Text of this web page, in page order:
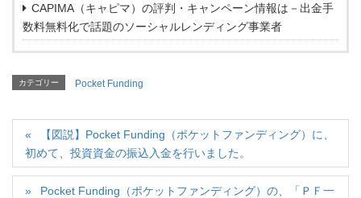
CAPIMA（キャピマ）の評判・キャンペーン情報は－出金手
数料無料化で話題のソーシャルレンディング事業者
カテゴリー Pocket Funding
【図説】Pocket Funding（ポケットファンディング）に、
初めて、投資資金の振込入金を行いました。
Pocket Funding（ポケットファンディング）の、「ＰＦ一